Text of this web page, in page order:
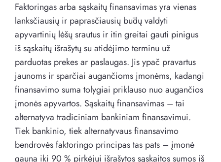
Faktoringas arba sąskaitų finansavimas yra vienas
lanksčiausių ir paprasčiausių būdų valdyti
apyvartinių lėšų srautus ir itin greitai gauti pinigus
iš sąskaitų išrašytų su atidėjimo terminu už
parduotas prekes ar paslaugas. Jis ypač pravartus
jaunoms ir sparčiai augančioms įmonėms, kadangi
finansavimo suma tolygiai priklauso nuo augančios
įmonės apyvartos. Sąskaitų finansavimas – tai
alternatyva tradiciniam bankiniam finansavimui.
Tiek bankinio, tiek alternatyvaus finansavimo
bendrovės faktoringo principas tas pats – įmonė
gauna iki 90 % pirkėjui išrašytos sąskaitos sumos iš